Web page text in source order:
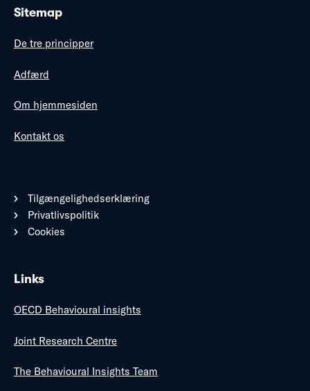
Sitemap
De tre principper
Adfærd
Om hjemmesiden
Kontakt os
Tilgængelighedserklæring
Privatlivspolitik
Cookies
Links
OECD Behavioural insights
Joint Research Centre
The Behavioural Insights Team